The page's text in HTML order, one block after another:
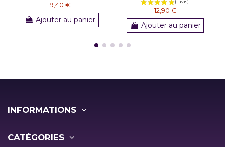
9,40 €
Ajouter au panier
12,90 €
Ajouter au panier
INFORMATIONS
CATÉGORIES